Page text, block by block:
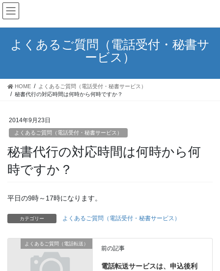
よくあるご質問（電話受付・秘書サ
ービス）
HOME
よくあるご質問（電話受付・秘書サービス）
秘書代行の対応時間は何時から何時ですか？
2014年9月23日
よくあるご質問（電話受付・秘書サービス）
秘書代行の対応時間は何時から何
時ですか？
平日の9時～17時になります。
カテゴリー よくあるご質問（電話受付・秘書サービス）
よくあるご質問（電話転送）
前の記事
電話転送サービスは、申込後利